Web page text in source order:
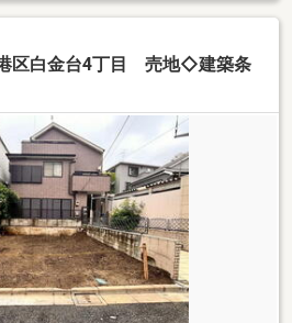
港区白金台4丁目 売地◇建築条